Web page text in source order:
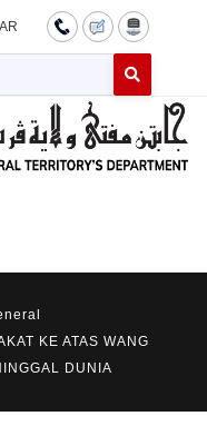
AR
Type 2 or
KE ATAS WANG
DUNIA